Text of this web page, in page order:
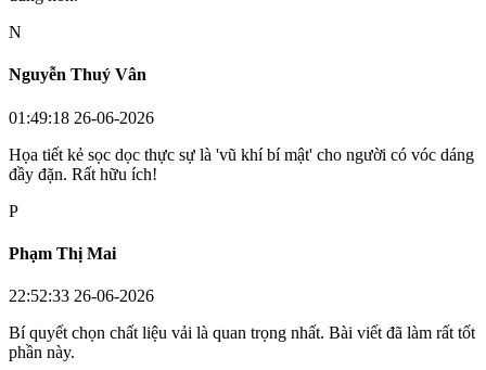
N
Nguyễn Thuý Vân
01:49:18 26-06-2026
Họa tiết kẻ sọc dọc thực sự là 'vũ khí bí mật' cho người có vóc dáng
đầy đặn. Rất hữu ích!
P
Phạm Thị Mai
22:52:33 26-06-2026
Bí quyết chọn chất liệu vải là quan trọng nhất. Bài viết đã làm rất tốt
phần này.